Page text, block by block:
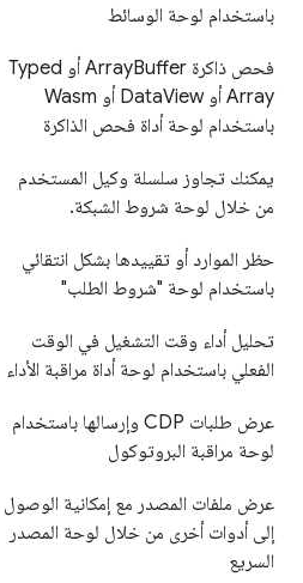
باستخدام لوحة الوسائط
فحص ذاكرة Array Buffer أو Typed
Array أو Data
View أو Wasm
باستخدام لوحة أداة فحص الذاكرة
يمكنك تجاوز سلسلة وكيل المستخدم
من خلال لوحة شروط الشبكة.
حظر الموارد أو تقييدها بشكل انتقائي
باستخدام لوحة "شروط الطلب"
تحليل أداء وقت التشغيل في الوقت
الفعلي باستخدام لوحة أداة مراقبة الأداء
عرض طلبات CDP وإرسالها باستخدام
لوحة مراقبة البروتوكول
عرض ملفات المصدر مع إمكانية الوصول
إلى أدوات أخرى من خلال لوحة المصدر
السريع